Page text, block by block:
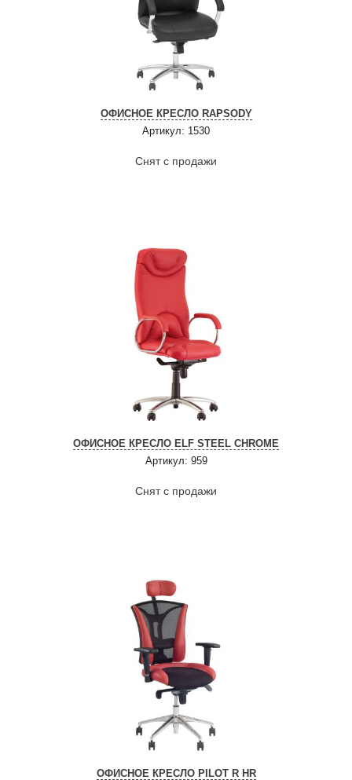
ОФИСНОЕ КРЕСЛО RAPSODY
Артикул: 1530
Снят с продажи
ОФИСНОЕ КРЕСЛО ELF STEEL CHROME
Артикул: 959
Снят с продажи
ОФИСНОЕ КРЕСЛО PILOT R HR